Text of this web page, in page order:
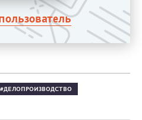
ДЕЛОПРОИЗВОДСТВО